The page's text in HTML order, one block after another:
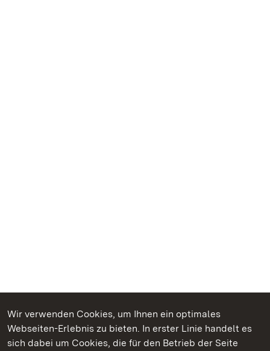
Wir verwenden Cookies, um Ihnen ein optimales
Webseiten-Erlebnis zu bieten. In erster Linie handelt es
sich dabei um Cookies, die für den Betrieb der Seite
Kommen. Staunen. Genießen.